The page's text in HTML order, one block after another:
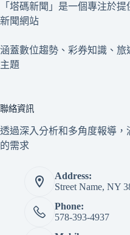
「塔碼新聞」是一個專注於
新聞網站
涵蓋數位趨勢、彩券知識、
主題
聯絡資訊
透過深入分析和多角度報導
的需求
Address:
Street Name, NY
Phone:
578-393-4937